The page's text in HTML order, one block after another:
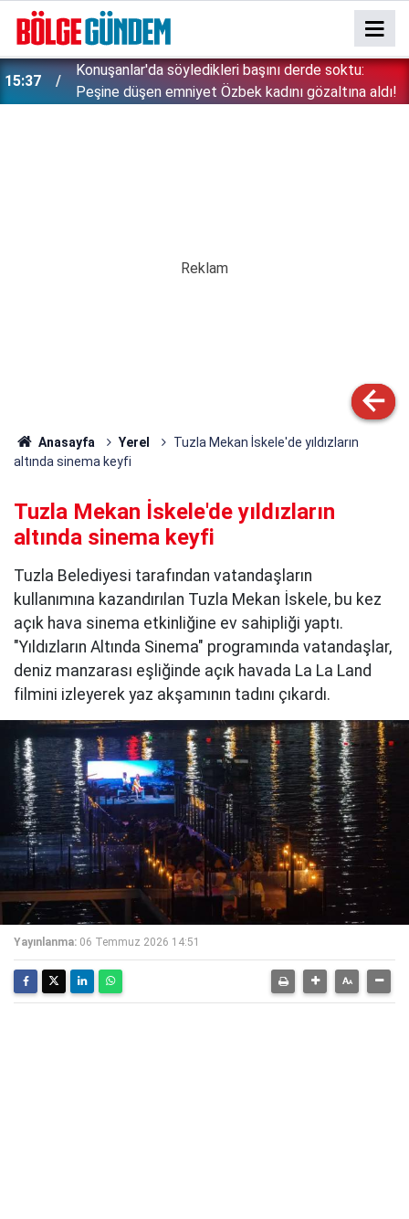
15:37
Konuşanlar'da söyledikleri başını derde soktu:
Peşine düşen emniyet Özbek kadını gözaltına aldı!
Anasayfa Yerel
Tuzla Mekan İskele'de yıldızların
altında sinema keyfi
Tuzla Mekan İskele'de yıldızların
altında sinema keyfi
Tuzla Belediyesi tarafından vatandaşların
kullanımına kazandırılan Tuzla Mekan İskele, bu kez
açık hava sinema etkinliğine ev sahipliği yaptı.
"Yıldızların Altında Sinema" programında vatandaşlar,
deniz manzarası eşliğinde açık havada La La Land
filmini izleyerek yaz akşamının tadını çıkardı.
Yayınlanma: 06 Temmuz 2026 14:51